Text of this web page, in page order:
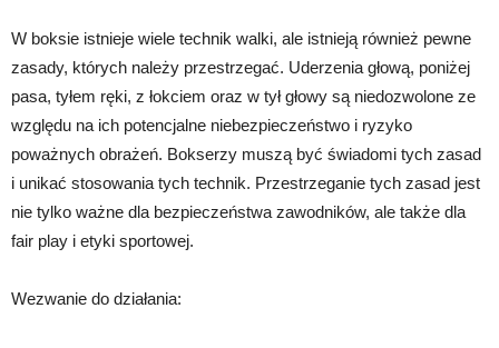
W boksie istnieje wiele technik walki, ale istnieją również pewne
zasady, których należy przestrzegać. Uderzenia głową, poniżej
pasa, tyłem ręki, z łokciem oraz w tył głowy są niedozwolone ze
względu na ich potencjalne niebezpieczeństwo i ryzyko
poważnych obrażeń. Bokserzy muszą być świadomi tych zasad
i unikać stosowania tych technik. Przestrzeganie tych zasad jest
nie tylko ważne dla bezpieczeństwa zawodników, ale także dla
fair play i etyki sportowej.
Wezwanie do działania: